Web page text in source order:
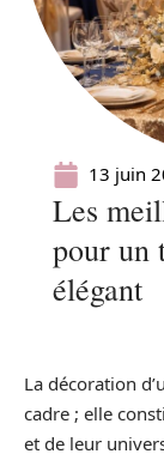
13 juin
Les
pour un
élégant
La décoration
cadre ; elle
et de leur